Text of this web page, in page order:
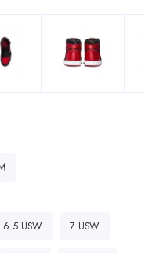
6.5 USW 7 USW